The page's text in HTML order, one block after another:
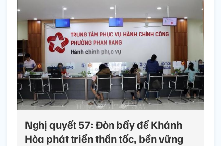
Nghị quyết 57: Đòn bẩy để Khánh
Hòa phát triển thần tốc, bền vững